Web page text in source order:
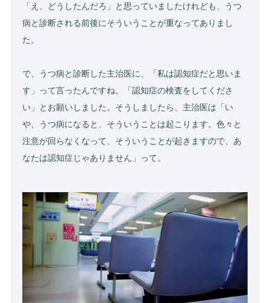
「え、どうしたんだろ」と思っていましたけれども、うつ
病と診断される前後にそういうことが重なってありまし
た。
で、うつ病と診断した主治医に、「私は認知症だと思いま
す」って言ったんですね。「認知症の検査をしてくださ
い」とお願いしました。そうしましたら、主治医は「い
や、うつ病になると、そういうことは起こります。色々と
注意が回らなくなって、そういうことが起きますので、あ
なたは認知症じゃありません」って。